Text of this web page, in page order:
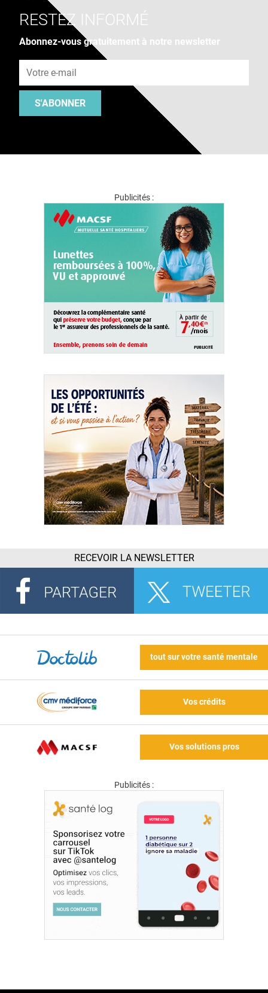
RESTEZ INFORMÉ
Abonnez-vous gratuitement à notre newsletter
S'ABONNER
Publicités :
RECEVOIR LA NEWSLETTER
tout sur votre santé mentale
Vos crédits
Vos solutions pros
Publicités :